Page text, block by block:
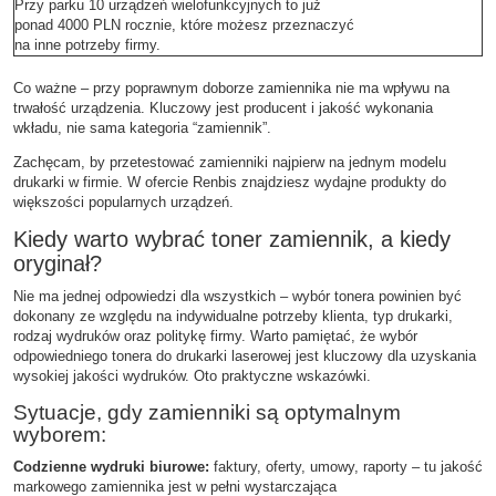
Przy parku 10 urządzeń wielofunkcyjnych to już
ponad 4000 PLN rocznie, które możesz przeznaczyć
na inne potrzeby firmy.
Co ważne – przy poprawnym doborze zamiennika nie ma wpływu na
trwałość urządzenia. Kluczowy jest producent i jakość wykonania
wkładu, nie sama kategoria “zamiennik”.
Zachęcam, by przetestować zamienniki najpierw na jednym modelu
drukarki w firmie. W ofercie Renbis znajdziesz wydajne produkty do
większości popularnych urządzeń.
Kiedy warto wybrać toner zamiennik, a kiedy
oryginał?
Nie ma jednej odpowiedzi dla wszystkich – wybór tonera powinien być
dokonany ze względu na indywidualne potrzeby klienta, typ drukarki,
rodzaj wydruków oraz politykę firmy. Warto pamiętać, że wybór
odpowiedniego tonera do drukarki laserowej jest kluczowy dla uzyskania
wysokiej jakości wydruków. Oto praktyczne wskazówki.
Sytuacje, gdy zamienniki są optymalnym
wyborem:
Codzienne wydruki biurowe: faktury, oferty, umowy, raporty – tu jakość
markowego zamiennika jest w pełni wystarczająca